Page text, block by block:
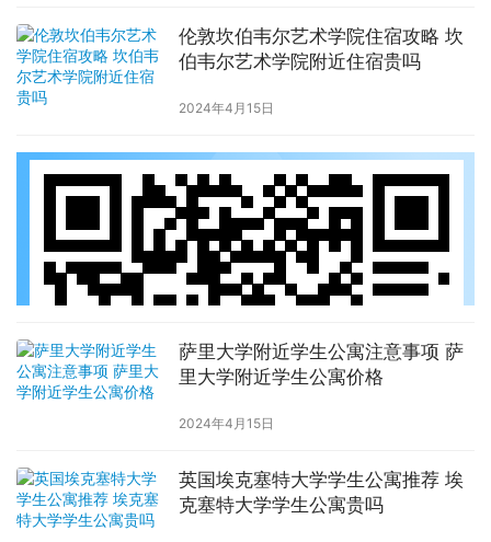
伦敦坎伯韦尔艺术学院住宿攻略 坎
伯韦尔艺术学院附近住宿贵吗
2024年4月15日
萨里大学附近学生公寓注意事项 萨
里大学附近学生公寓价格
2024年4月15日
英国埃克塞特大学学生公寓推荐 埃
克塞特大学学生公寓贵吗